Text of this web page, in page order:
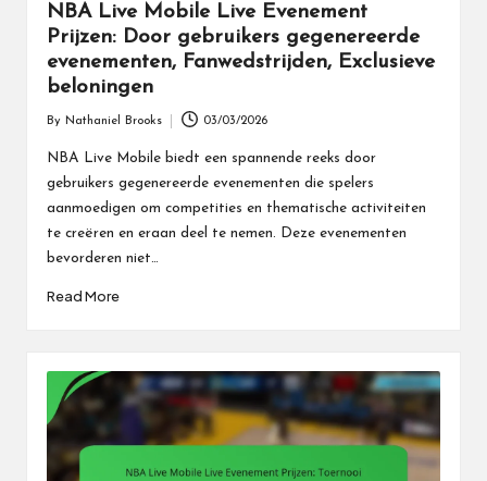
NBA Live Mobile Live Evenement
Prijzen: Door gebruikers gegenereerde
evenementen, Fanwedstrijden, Exclusieve
beloningen
Posted
by
By Nathaniel Brooks 03/03/2026
NBA Live Mobile biedt een spannende reeks door
gebruikers gegenereerde evenementen die spelers
aanmoedigen om competities en thematische activiteiten
te creëren en eraan deel te nemen. Deze evenementen
bevorderen niet…
Read More